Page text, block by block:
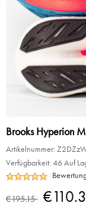
Brooks Hyperion
Artikelnummer:
Verfügbarkeit: 46 Auf
€195.15